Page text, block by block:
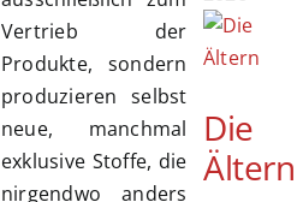
Vertrieb der
Produkte, sondern
produzieren selbst
neue, manchmal
exklusive Stoffe, die
nirgendwo anders
Die
Ältern